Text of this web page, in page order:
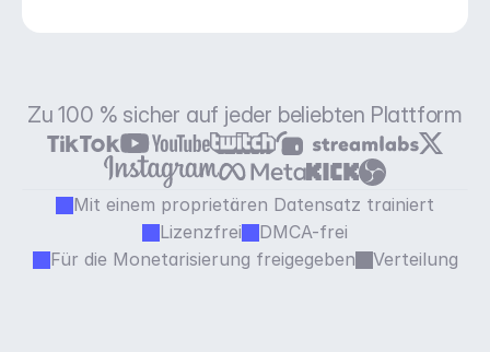
Zu 100 % sicher auf jeder beliebten Plattform
Mit einem proprietären Datensatz trainiert
Lizenzfrei
DMCA-frei
Für die Monetarisierung freigegeben
Verteilung